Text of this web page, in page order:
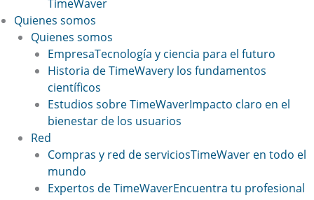
TimeWaver
Quienes somos
Quienes somos
EmpresaTecnología y ciencia para el futuro
Historia de TimeWavery los fundamentos
científicos
Estudios sobre TimeWaverImpacto claro en el
bienestar de los usuarios
Red
Compras y red de serviciosTimeWaver en todo el
mundo
Expertos de TimeWaverEncuentra tu profesional